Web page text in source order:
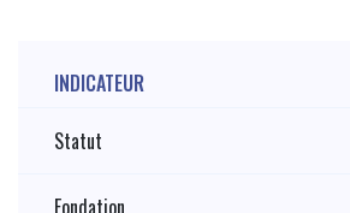
INDICATEUR
Statut
Fondation